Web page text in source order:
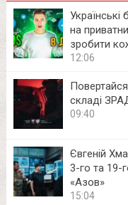
на
зробити
12:06
складі
09:40
Євгеній
3-го та 19-
«Азов»
15:04